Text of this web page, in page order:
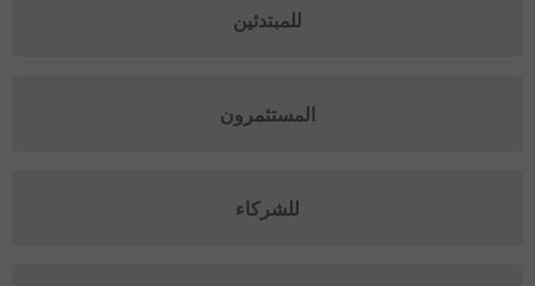
للمبتدئين
المستثمرون
للشركاء